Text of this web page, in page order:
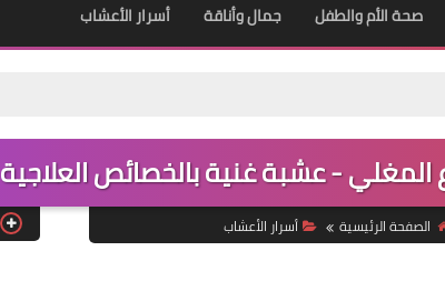
صحة الأم والطفل جمال وأناقة أسرار الأعشاب
المغلي - عشبة غنية بالخصائص العلاجية
الصفحة الرئيسية أسرار الأعشاب